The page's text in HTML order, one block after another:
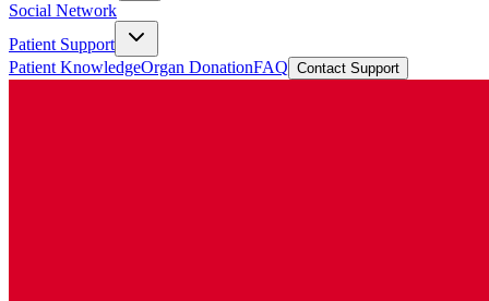
Social Network
Patient Support
Patient KnowledgeOrgan DonationFAQ Contact Support